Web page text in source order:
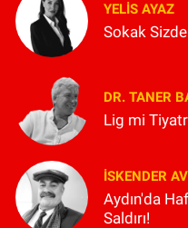
YELIS AYAZ
Sokak
DR. TANER
Lig mi
İSKENDER
Aydın'da
Saldırı!